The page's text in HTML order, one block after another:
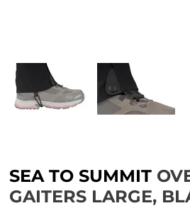
SEA TO SUMMIT
GAITERS LARGE,